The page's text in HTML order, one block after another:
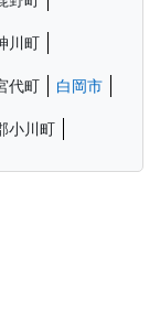
川町
代町 白岡市
小川町